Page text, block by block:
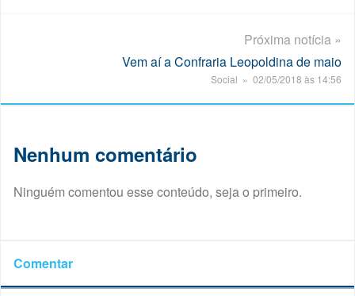
Próxima notícia »
Vem aí a Confraria Leopoldina de maio
Social » 02/05/2018 às 14:56
Nenhum comentário
Ninguém comentou esse conteúdo, seja o primeiro.
Comentar